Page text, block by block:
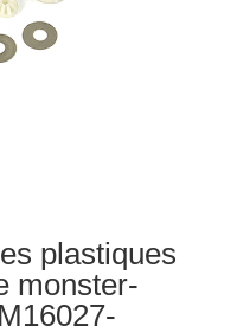
plastiques
monster-